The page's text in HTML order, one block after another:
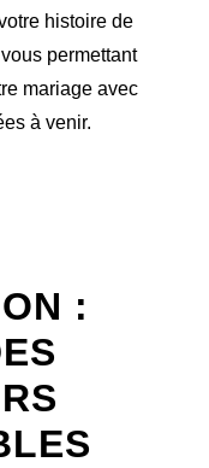
histoire de
permettant
mariage avec
à venir.
: